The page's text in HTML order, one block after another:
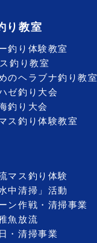
り教室
釣り体験教室
釣り教室
のヘラブナ釣り教室
ゼ釣り大会
釣り大会
ス釣り体験教室
マス釣り体験
中清掃」活動
ン作戦・清掃事業
魚放流
・清掃事業